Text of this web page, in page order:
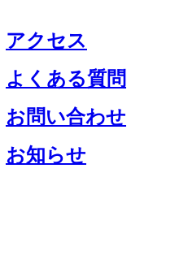
アクセス
よくある質問
お問い合わせ
お知らせ